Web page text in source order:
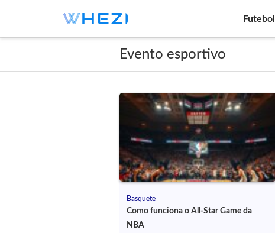
Futebol
Evento esportivo
Basquete
Como funciona o All-Star Game da
NBA